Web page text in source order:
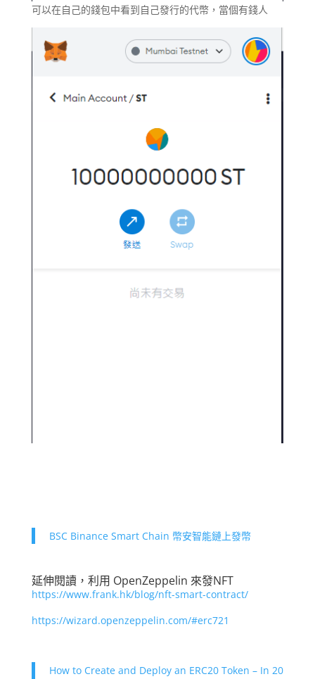
可以在自己的錢包中看到自己發行的代幣，當個有錢人
BSC Binance Smart Chain 幣安智能鏈上發幣
延伸閱讀，利用 OpenZeppelin 來發NFT
https://www.frank.hk/blog/nft-smart-contract/
https://wizard.openzeppelin.com/#erc721
How to Create and Deploy an ERC20 Token – In 20